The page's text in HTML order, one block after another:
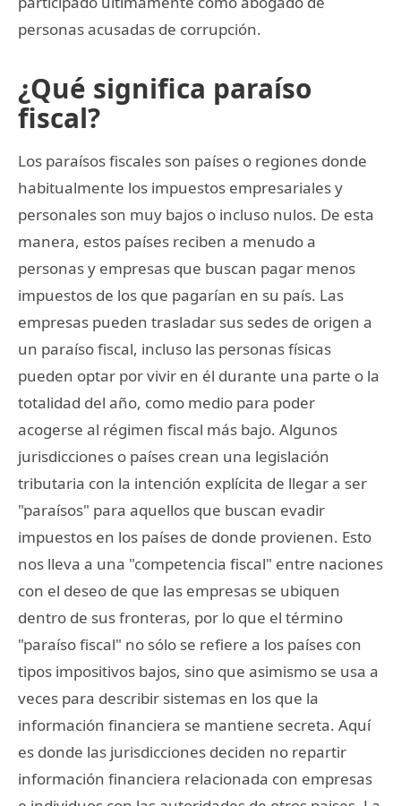
personas acusadas de corrupción.
¿Qué significa paraíso
fiscal?
Los paraísos fiscales son países o regiones donde
habitualmente los impuestos empresariales y
personales son muy bajos o incluso nulos. De esta
manera, estos países reciben a menudo a
personas y empresas que buscan pagar menos
impuestos de los que pagarían en su país. Las
empresas pueden trasladar sus sedes de origen a
un paraíso fiscal, incluso las personas físicas
pueden optar por vivir en él durante una parte o la
totalidad del año, como medio para poder
acogerse al régimen fiscal más bajo. Algunos
jurisdicciones o países crean una legislación
tributaria con la intención explícita de llegar a ser
"paraísos" para aquellos que buscan evadir
impuestos en los países de donde provienen. Esto
nos lleva a una "competencia fiscal" entre naciones
con el deseo de que las empresas se ubiquen
dentro de sus fronteras, por lo que el término
"paraíso fiscal" no sólo se refiere a los países con
tipos impositivos bajos, sino que asimismo se usa a
veces para describir sistemas en los que la
información financiera se mantiene secreta. Aquí
es donde las jurisdicciones deciden no repartir
información financiera relacionada con empresas